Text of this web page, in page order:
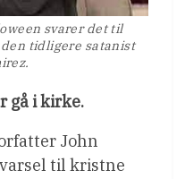
svarer det til
tidligere satanist
gå i kirke.
John
til kristne